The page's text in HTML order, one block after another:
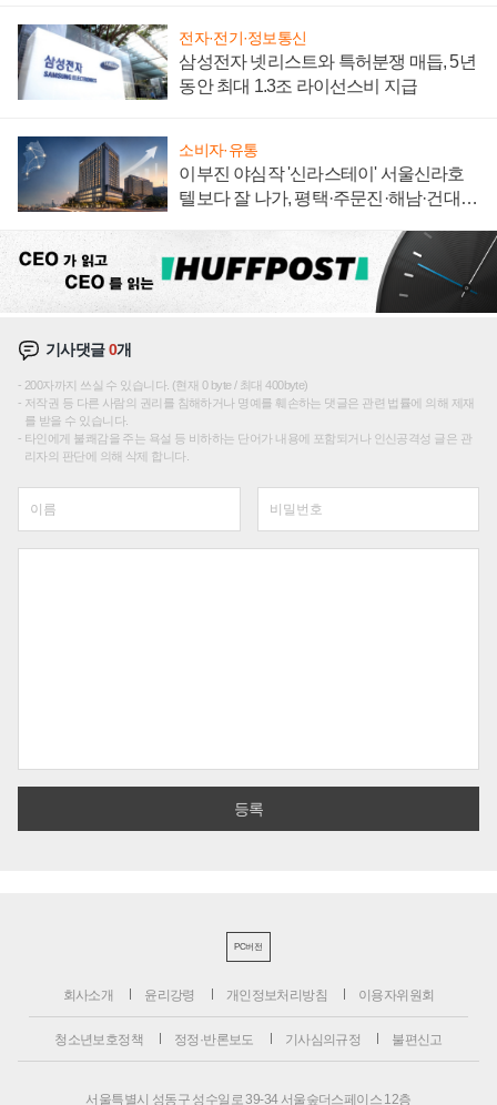
전자·전기·정보통신
삼성전자 넷리스트와 특허분쟁 매듭, 5년
동안 최대 1.3조 라이선스비 지급
소비자·유통
이부진 야심작 '신라스테이' 서울신라호
텔보다 잘 나가, 평택·주문진·해남·건대로
기사댓글0개
200자까지 쓰실 수 있습니다. (현재 0 byte / 최대 400byte)
저작권 등 다른 사람의 권리를 침해하거나 명예를 훼손하는 댓글은 관련 법률에 의해 제재
를 받을 수 있습니다.
타인에게 불쾌감을 주는 욕설 등 비하하는 단어가 내용에 포함되거나 인신공격성 글은 관
리자의 판단에 의해 삭제 합니다.
PC버전
회사소개 윤리강령 개인정보처리방침 이용자위원회
청소년보호정책 정정·반론보도 기사심의규정 불편신고
서울특별시 성동구 성수일로 39-34 서울숲더스페이스 12층